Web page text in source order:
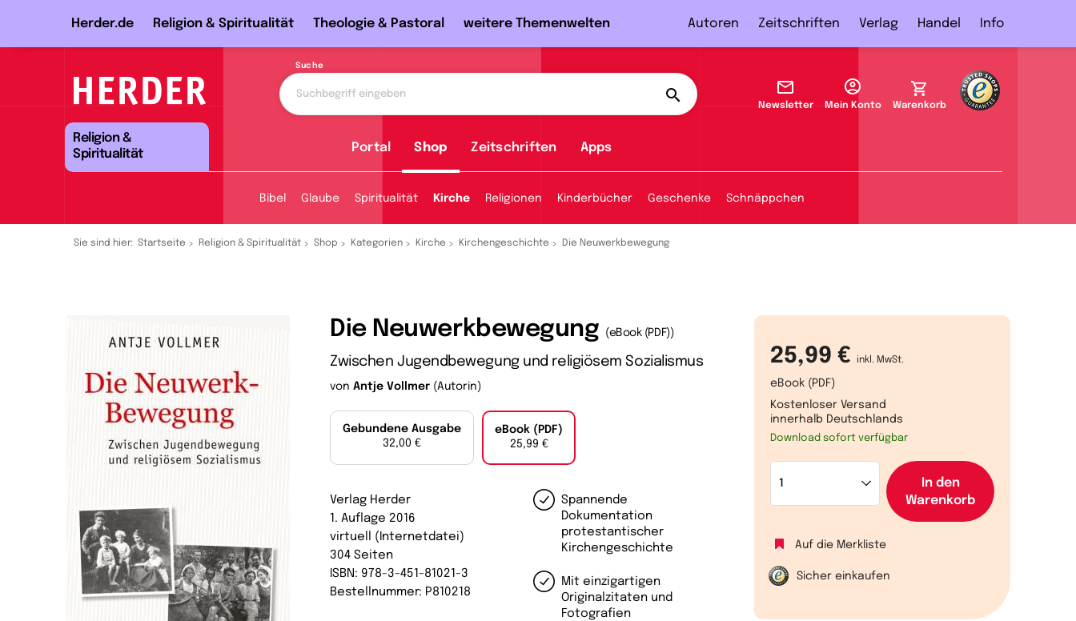
Herder.de Religion & Spiritualität Theologie & Pastoral weitere Themenwelten Autoren Zeitschriften Verlag Handel Info
Suche
Religion &
Spiritualität
Newsletter Mein Konto Warenkorb
Portal Shop Zeitschriften Apps
Bibel Glaube Spiritualität Kirche Religionen Kinderbücher Geschenke Schnäppchen
Sie sind hier: Startseite Religion & Spiritualität Shop Kategorien Kirche Kirchengeschichte Die Neuwerkbewegung
25,99 € inkl. MwSt.
eBook (PDF)
Kostenloser Versand
innerhalb Deutschlands
Download sofort verfügbar
In den
Warenkorb
Auf die Merkliste
Sicher einkaufen
Die Neuwerkbewegung (eBook (PDF))
Zwischen Jugendbewegung und religiösem Sozialismus
von Antje Vollmer (Autorin)
Gebundene Ausgabe
32,00 €
eBook (PDF)
25,99 €
Spannende
Dokumentation
protestantischer
Kirchengeschichte
Mit einzigartigen
Originalzitaten und
Fotografien
Verlag Herder
1. Auflage 2016
virtuell (Internetdatei)
304 Seiten
ISBN: 978-3-451-81021-3
Bestellnummer: P810218